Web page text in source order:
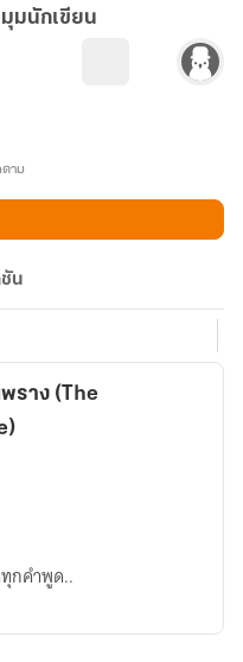
มุมนักเขียน
าม
น
ราง (The
กคำพูด..